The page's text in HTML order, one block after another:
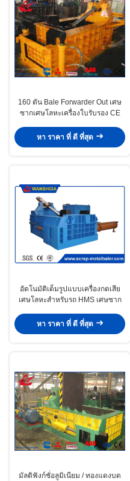
160 ตัน Bale Forwarder Out เศษ
ซากเศษโลหะเครื่องใบรับรอง CE
หา ราคา ที่ ดี ที่สุด
อัตโนมัติเต็มรูปแบบเครื่องกดเสีย
เศษโลหะสำหรับรถ HMS เศษซาก
หา ราคา ที่ ดี ที่สุด
มัลติฟังก์ชั่อลูมิเนียม / ทองแดงบด